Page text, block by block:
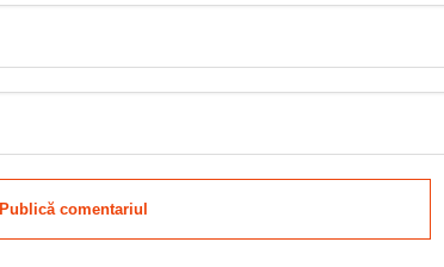
Publică comentariul